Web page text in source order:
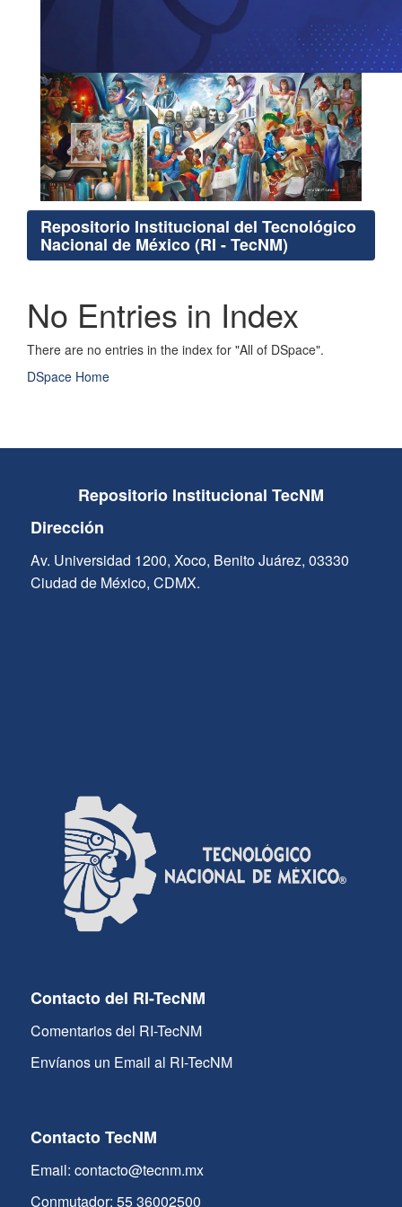
Repositorio Institucional del Tecnológico
Nacional de México (RI - TecNM)
No Entries in Index
There are no entries in the index for "All of DSpace".
DSpace Home
Repositorio Institucional TecNM
Dirección
Av. Universidad 1200, Xoco, Benito Juárez, 03330
Ciudad de México, CDMX.
Contacto del RI-TecNM
Comentarios del RI-TecNM
Envíanos un Email al RI-TecNM
Contacto TecNM
Email: contacto@tecnm.mx
Conmutador: 55 36002500